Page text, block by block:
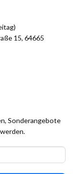
15, 64665
Sonderangebote